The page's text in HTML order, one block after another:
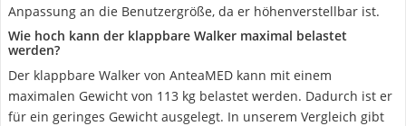
Anpassung an die Benutzergröße, da er höhenverstellbar ist.
Wie hoch kann der klappbare Walker maximal belastet
werden?
Der klappbare Walker von AnteaMED kann mit einem
maximalen Gewicht von 113 kg belastet werden. Dadurch ist er
für ein geringes Gewicht ausgelegt. In unserem Vergleich gibt